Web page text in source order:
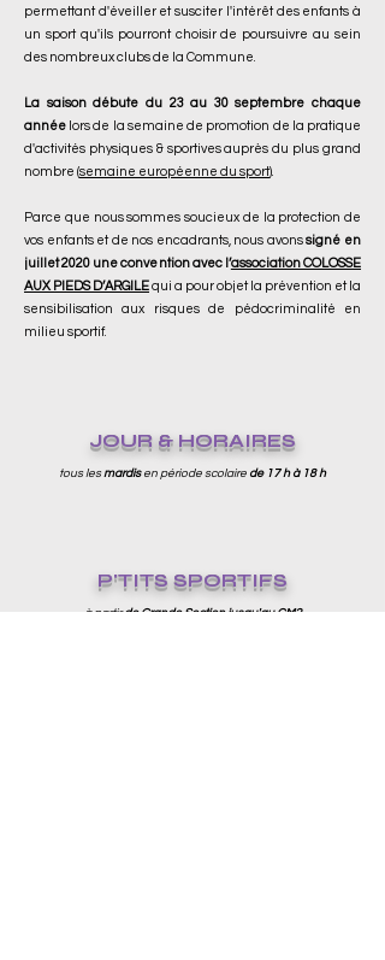
permettant d'éveiller et susciter l'intérêt des enfants à
un sport qu'ils pourront choisir de poursuivre au sein
des nombreux clubs de la Commune.
La saison débute du 23 au 30 septembre chaque
année lors de la semaine de promotion de la pratique
d'activités physiques & sportives auprès du plus grand
nombre (semaine européenne du sport).
Parce que nous sommes soucieux de la protection de
vos enfants et de nos encadrants, nous avonssigné en
juillet 2020 une convention avec l’association COLOSSE
AUX PIEDS D’ARGILEqui a pour objet la prévention et la
sensibilisation aux risques de pédocriminalité en
milieu sportif.
JOUR & HORAIRES
tous lesmardisen période scolaire de 17 h à 18 h
P'TITS SPORTIFS
à partirde Grande Section jusqu'au CM2